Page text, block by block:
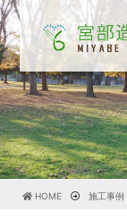
HOME 施工事例